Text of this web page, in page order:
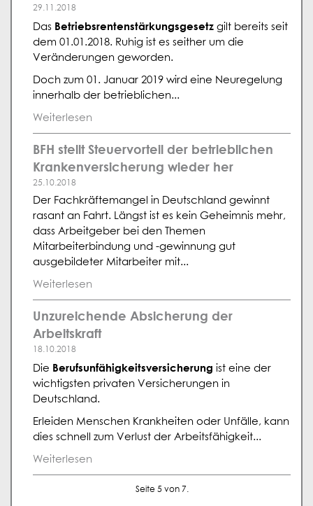
29.11.2018
Das Betriebsrentenstärkungsgesetz gilt bereits seit
dem 01.01.2018. Ruhig ist es seither um die
Veränderungen geworden.
Doch zum 01. Januar 2019 wird eine Neuregelung
innerhalb der betrieblichen...
Weiterlesen
BFH stellt Steuervorteil der betrieblichen
Krankenversicherung wieder her
25.10.2018
Der Fachkräftemangel in Deutschland gewinnt
rasant an Fahrt. Längst ist es kein Geheimnis mehr,
dass Arbeitgeber bei den Themen
Mitarbeiterbindung und -gewinnung gut
ausgebildeter Mitarbeiter mit...
Weiterlesen
Unzureichende Absicherung der
Arbeitskraft
18.10.2018
Die Berufsunfähigkeitsversicherung ist eine der
wichtigsten privaten Versicherungen in
Deutschland.
Erleiden Menschen Krankheiten oder Unfälle, kann
dies schnell zum Verlust der Arbeitsfähigkeit...
Weiterlesen
Seite 5 von 7.